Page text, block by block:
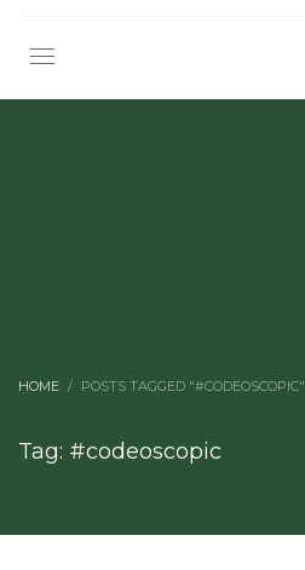
HOME POSTS TAGGED "#CODEOSCOPIC"
Tag: #codeoscopic